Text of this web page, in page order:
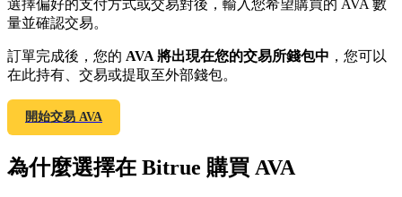
Bitrue渠道合伙人
最高達65%佣金！
選擇偏好的支付方式或交易對後，輸入您希望購買的 AVA 數
量並確認交易。
訂單完成後，您的 AVA 將出現在您的交易所錢包中 ，您可以
在此持有、交易或提取至外部錢包。
開始交易 AVA
為什麼選擇在 Bitrue 購買 AVA